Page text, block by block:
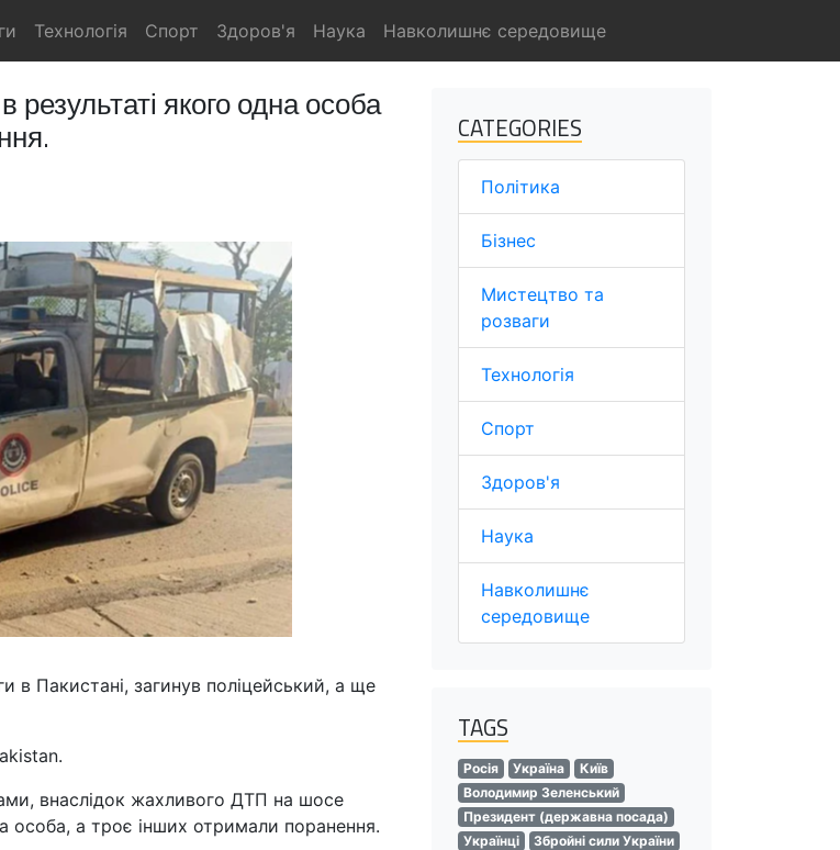
Технологія Спорт Здоров'я Наука Навколишнє середовище
якого одна особа
в Пакистані, загинув поліцейський, а ще
внаслідок жахливого ДТП на шосе
особа, а троє інших отримали поранення.
CATEGORIES
Політика
Бізнес
Мистецтво та
розваги
Технологія
Спорт
Здоров'я
Наука
Навколишнє
середовище
TAGS
Росія Україна
Київ
Володимир Зеленський
Президент (державна посада)
Українці
Збройні сили України